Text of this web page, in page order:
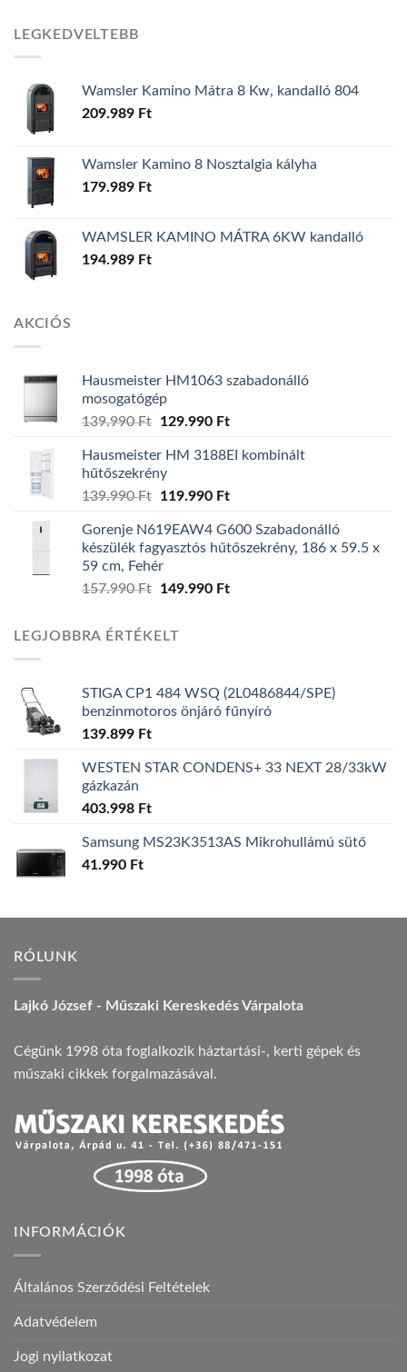
LEGKEDVELTEBB
Wamsler Kamino Mátra 8 Kw, kandalló 804
209.989 Ft
Wamsler Kamino 8 Nosztalgia kályha
179.989 Ft
WAMSLER KAMINO MÁTRA 6KW kandalló
194.989 Ft
AKCIÓS
Hausmeister HM1063 szabadonálló
mosogatógép
139.990Ft
Original
was:
139.990 Ft.
129.990 FtCurrent
is:
Hausmeister HM 3188EI kombinált
hűtőszekrény
139.990Ft
Original
was:
139.990 Ft.
119.990 FtCurrent
is:
119.990 Ft.
Gorenje N619EAW4 G600 Szabadonálló
készülék fagyasztós hűtőszekrény, 186 x 59.5 x
59 cm, Fehér
157.990Ft
Original
149.990 FtCurrent
LEGJOBBRA ÉRTÉKELT
STIGA CP1 484 WSQ (2L0486844/SPE)
benzinmotoros önjáró fűnyíró
139.899 Ft
WESTEN STAR CONDENS+ 33 NEXT 28/33kW
gázkazán
403.998 Ft
Samsung MS23K3513AS Mikrohullámú sütő
41.990 Ft
RÓLUNK
Lajkó József - Műszaki Kereskedés Várpalota
Cégünk 1998 óta foglalkozik háztartási-, kerti gépek és
műszaki cikkek forgalmazásával.
INFORMÁCIÓK
Általános Szerződési Feltételek
Adatvédelem
Jogi nyilatkozat